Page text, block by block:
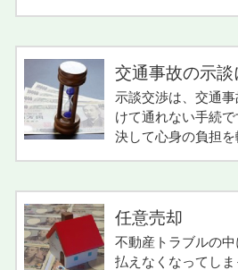
交通事故の示談
示談交渉は、交通
けて通れない手続
決して心身の負担
任意売却
不動産トラブルの
払えなくなってし